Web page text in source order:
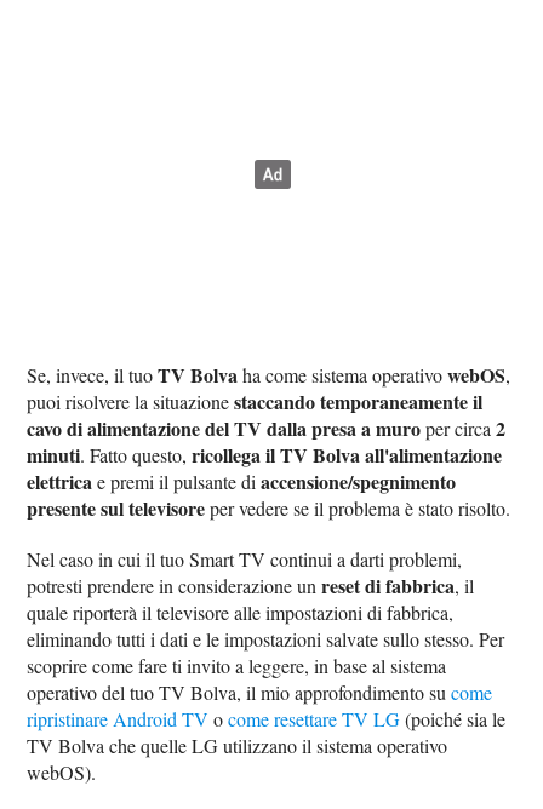
Se, invece, il tuoTV Bolvaha come sistema operativowebOS,
puoi risolvere la situazionestaccando temporaneamente il
cavo di alimentazione del TV dalla presa a muroper circa2
minuti. Fatto questo,ricollega il TV Bolva all'alimentazione
elettricae premi il pulsante diaccensione/spegnimento
presente sul televisoreper vedere se il problema è stato risolto.
Nel caso in cui il tuo Smart TV continui a darti problemi,
potresti prendere in considerazione unreset di fabbrica, il
quale riporterà il televisore alle impostazioni di fabbrica,
eliminando tutti i dati e le impostazioni salvate sullo stesso. Per
scoprire come fare ti invito a leggere, in base al sistema
operativo del tuo TV Bolva, il mio approfondimento sucome
ripristinare Android TV ocome resettare TV LG(poiché sia le
TV Bolva che quelle LG utilizzano il sistema operativo
webOS).